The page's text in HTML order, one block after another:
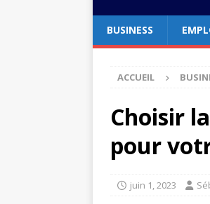
BUSINESS
ACCUEIL
Choisir
pour
juin 1, 2023